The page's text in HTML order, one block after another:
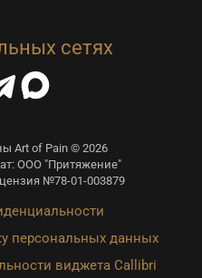
сетях
Art of Pain © 2026
ООО "Притяжение"
№78-01-003879
персональных данных
виджета Callibri